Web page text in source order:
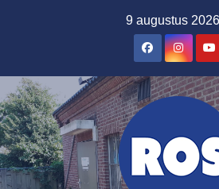
inhoud
9 augustus 2026